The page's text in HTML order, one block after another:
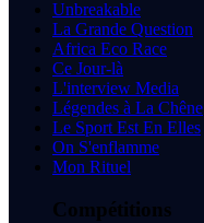
Unbreakable
La Grande Question
Africa Eco Race
Ce Jour-là
L'interview Media
Légendes à La Chêne
Le Sport Est En Elles
On S'enflamme
Mon Rituel
Compétitions